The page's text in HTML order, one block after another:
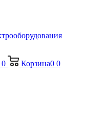
0 Корзина0 0